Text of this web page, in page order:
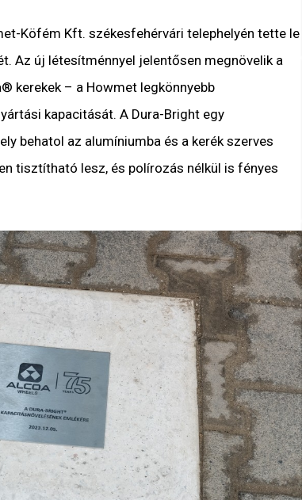
Köfém Kft. székesfehérvári telephelyén tette le
Az új létesítménnyel jelentősen megnövelik a
kerekek – a Howmet legkönnyebb
kapacitását. A Dura-Bright egy
behatol az alumíniumba és a kerék szerves
tisztítható lesz, és polírozás nélkül is fényes